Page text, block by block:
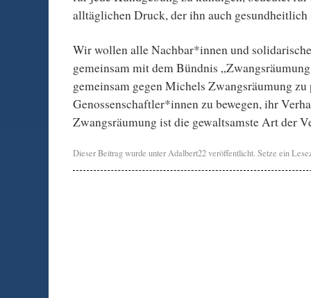
alltäglichen Druck, der ihn auch gesundheitlich
Wir wollen alle Nachbar*innen und
gemeinsam mit dem Bündnis
gemeinsam gegen Michels Zwangsräumung
Genossenschaftler*innen zu bewegen, ihr
Zwangsräumung ist die gewaltsamste Art der
Dieser Beitrag wurde unterAdalbert22veröffentlicht. Setze ein